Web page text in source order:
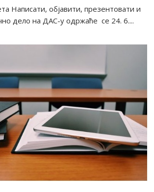
Написати, објавити, презентовати и
дело на ДАС-у одржаће се 24. 6....